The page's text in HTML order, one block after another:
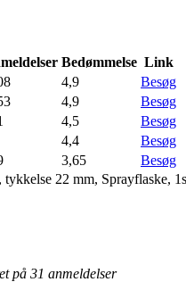
Bedømmelse Link
4,9
Besøg
4,9
Besøg
4,5
Besøg
4,4
Besøg
3,65
Besøg
22 mm, Sprayflaske,
på 31 anmeldelser